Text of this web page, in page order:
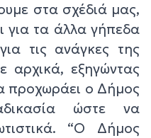
στα σχέδιά μας,
για τα άλλα γήπεδα
τις ανάγκες της
αρχικά, εξηγώντας
προχωράει ο Δήμος
ώστε να
“Ο Δήμος